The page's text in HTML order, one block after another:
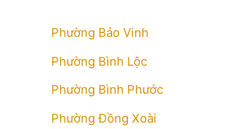
Phường Bảo Vinh
Phường Bình Lộc
Phường Bình Phước
Phường Đồng Xoài